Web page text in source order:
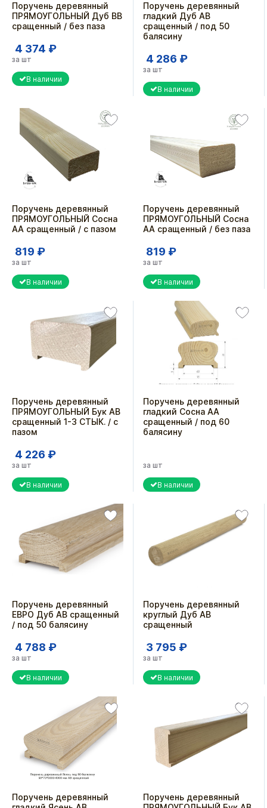
Поручень деревянный
ПРЯМОУГОЛЬНЫЙ Дуб ВВ
сращенный / без паза
4 374 ₽
за шт
В наличии
Поручень деревянный
гладкий Дуб АВ
сращенный / под 50
балясину
4 286 ₽
за шт
В наличии
Поручень деревянный
ПРЯМОУГОЛЬНЫЙ Сосна
АА сращенный / с пазом
819 ₽
за шт
В наличии
Поручень деревянный
ПРЯМОУГОЛЬНЫЙ Сосна
АА сращенный / без паза
819 ₽
за шт
В наличии
Поручень деревянный
ПРЯМОУГОЛЬНЫЙ Бук АВ
сращенный 1-3 СТЫК. / с
пазом
4 226 ₽
за шт
В наличии
Поручень деревянный
гладкий Сосна АА
сращенный / под 60
балясину
за шт
В наличии
Поручень деревянный
ЕВРО Дуб АВ сращенный
/ под 50 балясину
4 788 ₽
за шт
В наличии
Поручень деревянный
круглый Дуб АВ
сращенный
3 795 ₽
за шт
В наличии
Поручень деревянный
Поручень деревянный